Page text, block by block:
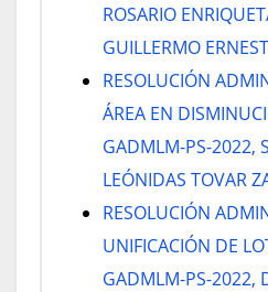
ROSARIO
GUILLERMO
RESOLUCIÓN
ÁREA EN
GADMLM-PS-2022,
LEÓNIDAS TOVAR
RESOLUCIÓN
UNIFICACIÓN DE
GADMLM-PS-2022,